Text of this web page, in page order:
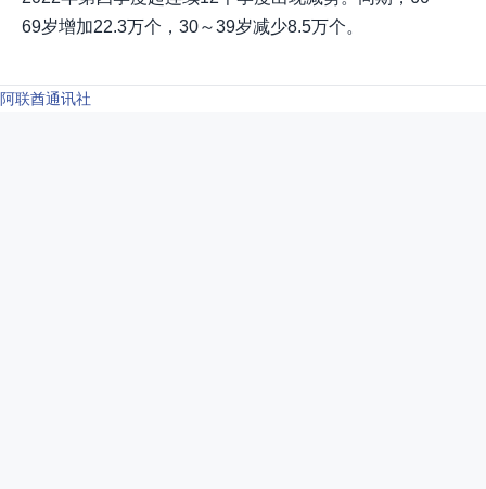
69岁增加22.3万个，30～39岁减少8.5万个。
阿联酋通讯社